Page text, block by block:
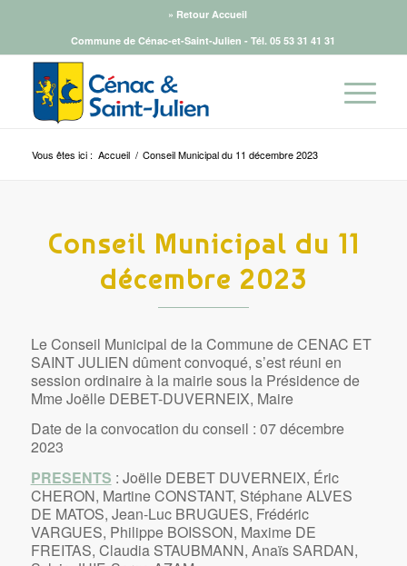
» Retour Accueil
Commune de Cénac-et-Saint-Julien - Tél.05 53 31 41 31
Vous êtes ici : Accueil / Conseil Municipal du 11 décembre 2023
Conseil Municipal du 11
décembre 2023
Le Conseil Municipal de la Commune de CENAC ET
SAINT JULIEN dûment convoqué, s’est réuni en
session ordinaire à la mairie sous la Présidence de
Mme Joëlle DEBET-DUVERNEIX, Maire
Date de la convocation du conseil : 07 décembre
2023
PRESENTS : Joëlle DEBET DUVERNEIX, Éric
CHERON, Martine CONSTANT, Stéphane ALVES
DE MATOS, Jean-Luc BRUGUES, Frédéric
VARGUES, Philippe BOISSON, Maxime DE
FREITAS, Claudia STAUBMANN, Anaïs SARDAN,